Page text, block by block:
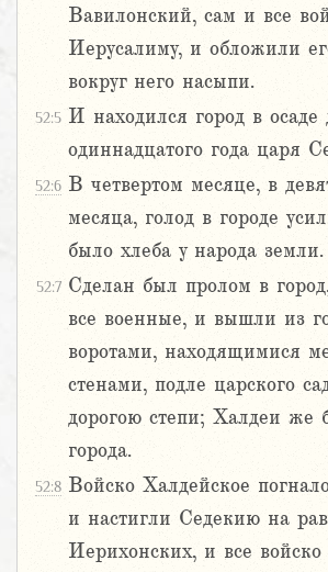
Вавилонский, сам и все
Иерусалиму, и обложили
вокруг него насыпи.
52:5 И находился город в осаде
одиннадцатого года царя
52:6 В четвертом месяце, в
месяца, голод в городе
было хлеба у народа земли.
52:7 Сделан был пролом в
все военные, и вышли из
воротами, находящимися
стенами, подле царского
дорогою степи; Халдеи же
города.
52:8 Войско Халдейское
и настигли Седекию на
Иерихонских, и все войско